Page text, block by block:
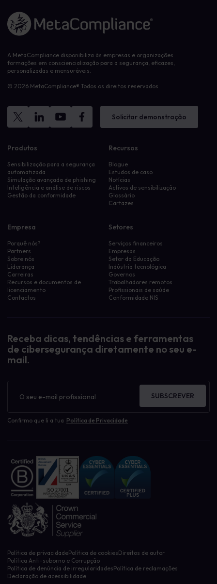
Ligação à página inicial
A MetaCompliance disponibiliza às empresas e organizações
formações em consciencialização para a segurança, eficazes,
personalizadas e mensuráveis.
© 2026 MetaCompliance® Todos os direitos reservados.
Solicitar demonstração
Produtos
Sensibilização para a segurança
automatizada
Simulação avançada de phishing
Inteligência e análise de riscos
Gestão da conformidade
Recursos
Blogue
Estudos de caso
Notícias
Activos de sensibilização
Glossário
Cartazes
Empresa
Porquê nós?
Partners
Sobre nós
Liderança
Carreiras
Recursos e documentos de
licenciamento
Contactos
Setores
Serviços financeiros
Empresas
Setor da Educação
Indústria tecnológica
Governos
Trabalhadores remotos
Profissionais de saúde
Conformidade NIS
Receba dicas, tendências e ferramentas
de cibersegurança diretamente no seu e-
mail.
informativo
Confirmo que li a tua Política de Privacidade
SUBSCREVER
Política de privacidadePolítica de cookiesDireitos de autor
Política Anti-suborno e Corrupção
Política de denúncia de irregularidadesPolítica de reclamações
Declaração de acessibilidade